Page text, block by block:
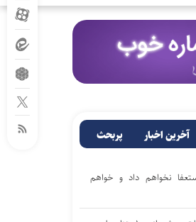
آخرین اخبار پربحث
نخواهم داد و خواهم